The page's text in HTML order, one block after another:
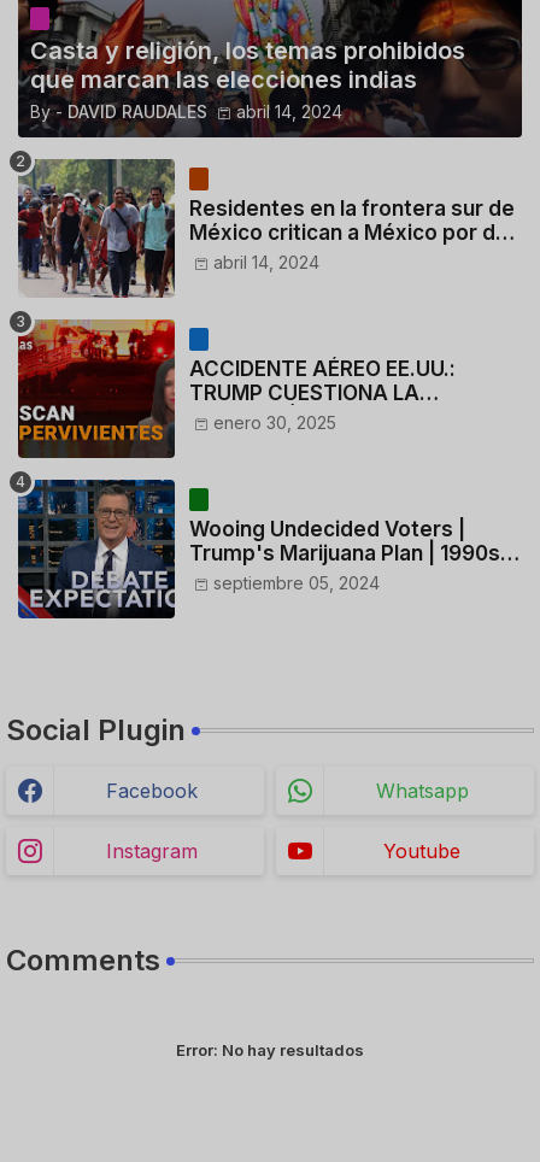
Casta y religión, los temas prohibidos
que marcan las elecciones indias
By - DAVID RAUDALES abril 14, 2024
Residentes en la frontera sur de
México critican a México por dar
110 dólares a migrantes
deportados
abril 14, 2024
ACCIDENTE AÉREO EE.UU.:
TRUMP CUESTIONA LA
ACTUACIÓN DE LOS
CONTROLADORES y PILOTO del
enero 30, 2025
Wooing Undecided Voters |
Trump's Marijuana Plan | 1990s
Porn Expert Mark Robinson
septiembre 05, 2024
Social Plugin
Facebook Whatsapp
Instagram Youtube
Comments
Error: No hay resultados